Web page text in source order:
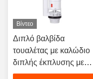
Βίντεο
Διπλό βαλβίδα
τουαλέτας με καλώδιο
διπλής έκπλυσης με
κουμπιά πάνω και στο